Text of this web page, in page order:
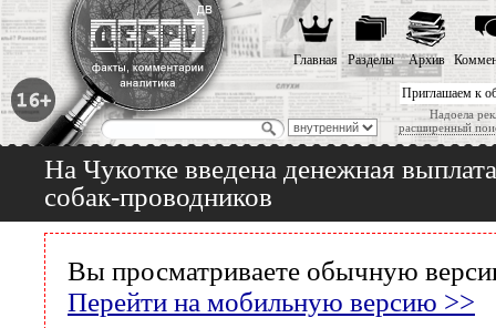
Приглашаем к
Надоела
расширенный
Главная Разделы Архив
На Чукотке введена денежная
собак-проводников
Вы просматриваете обычную
Перейти на мобильную версию >>